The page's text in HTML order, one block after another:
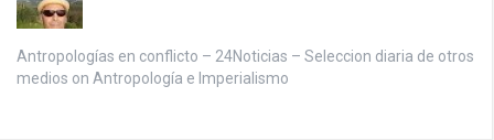
Antropologías en conflicto – 24Noticias – Seleccion diaria de otros
medios on Antropología e Imperialismo